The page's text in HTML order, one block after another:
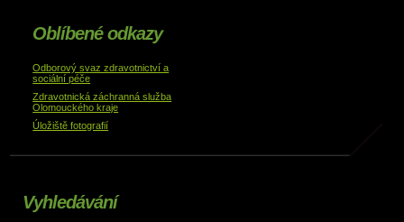
Oblíbené odkazy
Odborový svaz zdravotnictví a
sociální péče
Zdravotnická záchranná služba
Olomouckého kraje
Úložiště fotografií
Vyhledávání